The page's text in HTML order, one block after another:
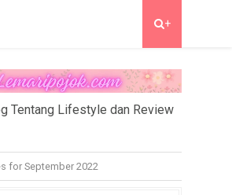
+
Tentang Lifestyle dan Review
for September 2022